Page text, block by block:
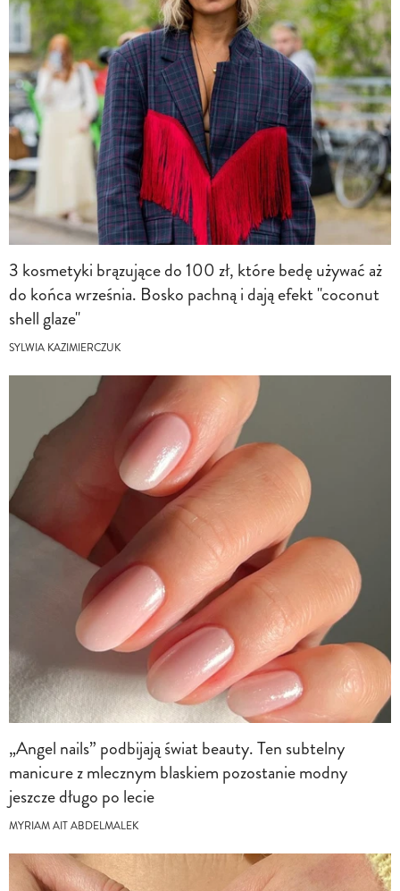
3 kosmetyki brązujące do 100 zł, które bedę używać aż
do końca września. Bosko pachną i dają efekt "coconut
shell glaze"
SYLWIA KAZIMIERCZUK
„Angel nails” podbijają świat beauty. Ten subtelny
manicure z mlecznym blaskiem pozostanie modny
jeszcze długo po lecie
MYRIAM AIT ABDELMALEK